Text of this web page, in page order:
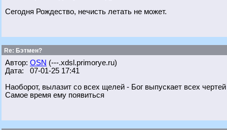
Сегодня Рождество, нечисть летать не может.
Re: Бэтмен?
Автор: OSN (---.xdsl.primorye.ru)
Дата: 07-01-25 17:41
Наоборот, вылазит со всех щелей - Бог выпускает всех
Самое время ему появиться